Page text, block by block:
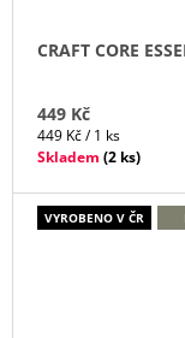
CRAFT CORE
449 Kč
Měrná
cena:
449 Kč / 1 ks
Skladem (2 ks)
VYROBENO V ČR